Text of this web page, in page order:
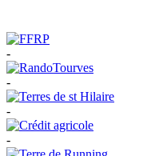
-
-
-
-